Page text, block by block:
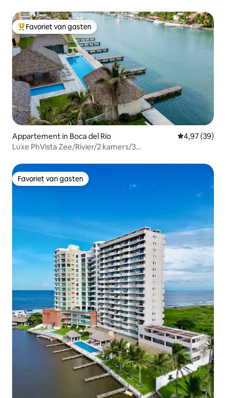
Topfavoriet van gasten
Favoriet van gasten
Appartement in Boca del Río Gemiddelde
4,97 (39)
Luxe PhVista Zee/Rivier/2 kamers/3
Favoriet van gasten
Favoriet van gasten